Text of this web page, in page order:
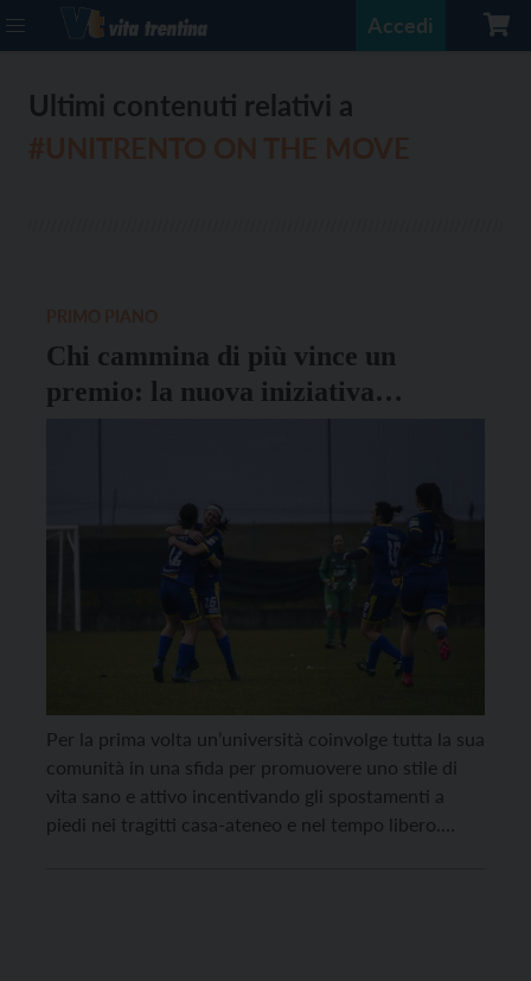
Accedi
Ultimi contenuti relativi a
Chi cammina di più vince un
premio: la nuova iniziativa
dell’Università di Trento
Per la prima volta un’università coinvolge tutta la sua
comunità in una sfida per promuovere uno stile di
vita sano e attivo incentivando gli spostamenti a
piedi nei tragitti casa-ateneo e nel tempo libero.